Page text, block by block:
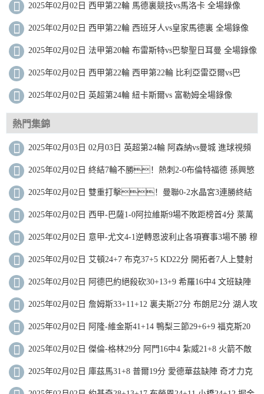
2025年02月02日 西甲第22輪 馬德裏競技vs馬洛卡 全場錄像
2025年02月02日 西甲第22輪 西班牙人vs皇家馬德裏 全場錄像
2025年02月02日 法甲第20輪 布雷斯特vs巴黎聖日耳曼 全場錄像
2025年02月02日 西甲第22輪 西甲第22輪 比利亞雷亞爾vs巴
2025年02月02日 英超第24輪 紐卡斯爾vs 富勒姆全場錄像
熱門集錦
2025年02月03日 02月03日 英超第24輪 阿森納vs曼城 進球視頻
2025年02月02日 終結7輪不勝！熱刺2-0布倫特福德 孫興慜
造烏龍+助攻薩爾破門
2025年02月02日 雙重打擊！曼聯0-2水晶宮3連勝終結
利馬重傷痛哭傷退馬特塔雙響
2025年02月02日 西甲-巴薩1-0阿拉維斯9場不敗距榜首4分 萊萬
製勝加維傷退
2025年02月02日 意甲-尤文4-1逆轉恩波利止各項賽事3場不勝 穆
阿尼雙響DV9世界波
2025年02月02日 艾頓24+7 布克37+5 KD22分 開拓者7人上雙射
落太陽近8戰7勝
2025年02月02日 阿德巴約絕殺砍30+13+9 希羅16中4 文班缺陣
熱火擊敗馬刺
2025年02月02日 詹姆斯33+11+12 裏夫斯27分 布朗尼2分 湖人攻
下麥迪遜
2025年02月02日 阿隆-維金斯41+14 鴨梨三節29+6+9 福克斯20
分 雷霆大勝國王
2025年02月02日 傑倫-格林29分 阿門16中4 紮威21+8 火箭不敵
籃網
2025年02月02日 庫茲馬31+8 普爾19分 愛德華茲缺陣 奇才力克
森林狼止16連敗